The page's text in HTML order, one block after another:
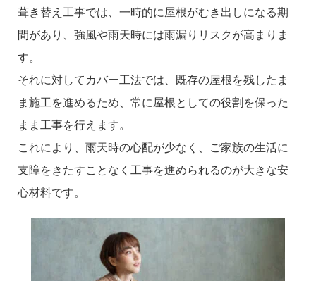
葺き替え工事では、一時的に屋根がむき出しになる期
間があり、強風や雨天時には雨漏りリスクが高まりま
す。
それに対してカバー工法では、既存の屋根を残したま
ま施工を進めるため、常に屋根としての役割を保った
まま工事を行えます。
これにより、雨天時の心配が少なく、ご家族の生活に
支障をきたすことなく工事を進められるのが大きな安
心材料です。